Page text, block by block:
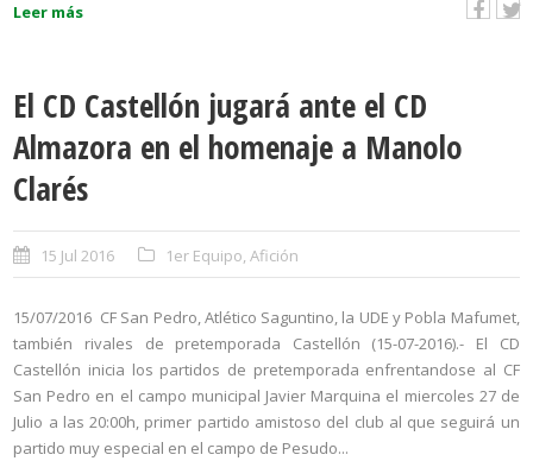
Leer más
El CD Castellón jugará ante el CD
Almazora en el homenaje a Manolo
Clarés
15 Jul 2016 1er Equipo, Afición
15/07/2016 CF San Pedro, Atlético Saguntino, la UDE y Pobla Mafumet,
también rivales de pretemporada Castellón (15-07-2016).- El CD
Castellón inicia los partidos de pretemporada enfrentandose al CF
San Pedro en el campo municipal Javier Marquina el miercoles 27 de
Julio a las 20:00h, primer partido amistoso del club al que seguirá un
partido muy especial en el campo de Pesudo...